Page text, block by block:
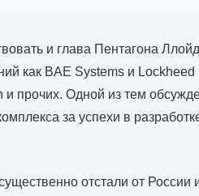
и глава Пентагона
как BAE Systems и
прочих. Одной из тем
за успехи в
отстали от России